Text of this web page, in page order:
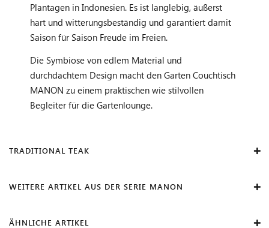
Plantagen in Indonesien. Es ist langlebig, äußerst
hart und witterungsbeständig und garantiert damit
Saison für Saison Freude im Freien.
Die Symbiose von edlem Material und
durchdachtem Design macht den Garten Couchtisch
MANON zu einem praktischen wie stilvollen
Begleiter für die Gartenlounge.
TRADITIONAL TEAK
WEITERE ARTIKEL AUS DER SERIE MANON
ÄHNLICHE ARTIKEL